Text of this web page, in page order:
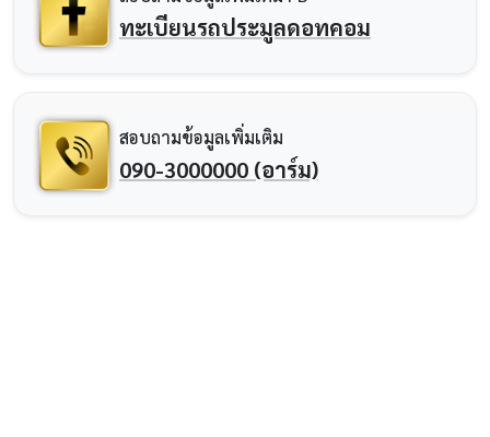
ทะเบียนรถประมูลดอทคอม
สอบถามข้อมูลเพิ่มเติม
090-3000000 (อาร์ม)